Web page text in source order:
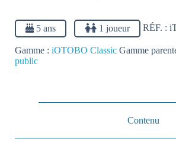
5 ans 1 joueur RÉF. :
Gamme : iOTOBO Classic Gamme
public
Contenu